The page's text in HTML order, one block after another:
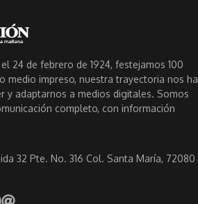
24 de febrero de 1924, festejamos 100
medio impreso, nuestra trayectoria nos ha
y adaptarnos a medios digitales. Somos
completo, con información
32 Pte. No. 316 Col. Santa María, 72080